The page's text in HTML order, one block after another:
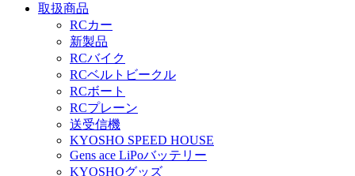
取扱商品
RCカー
新製品
RCバイク
RCベルトビークル
RCボート
RCプレーン
送受信機
KYOSHO SPEED HOUSE
Gens ace LiPoバッテリー
KYOSHOグッズ